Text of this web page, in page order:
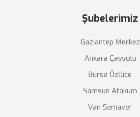
Şubelerimiz
Gaziantep Merkez
Ankara Çayyolu
Bursa Özlüce
Samsun Atakum
Van Semaver